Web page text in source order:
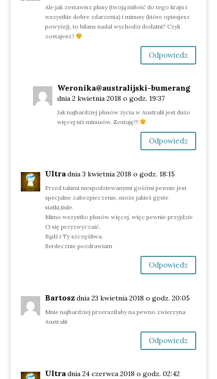
Ale jak zestawisz plusy (twoją miłość do tego kraju i
wszystkie dobre zdarzenia) i minusy (które opisujesz
powyżej), to bilans nadal wychodzi dodatni? Czyli
zostajesz?
Odpowiedz
Weronika@australijski-bumerang
dnia 2 kwietnia 2018 o godz. 19:37
Jak najbardziej plusów życia w Australii jest dużo
więcej niż minusów. Zostaję!!!
Odpowiedz
Ultra dnia 3 kwietnia 2018 o godz. 18:15
Przed takimi niespodziewanymi gośćmi pewnie jest
specjalne zabezpieczenie, może jakieś gęste
siatki,tiule.
Mimo wszystko plusów więcej, więc pewnie przyjdzie
Ci się przyzwyczaić.
Bądź i Ty szczęśliwa.
Serdecznie pozdrawiam
Odpowiedz
Bartoszdnia 23 kwietnia 2018 o godz. 20:05
Mnie najbardziej przeraziłaby na pewno zwierzyna
Australii
Odpowiedz
Ultra dnia 24 czerwca 2018 o godz. 02:42